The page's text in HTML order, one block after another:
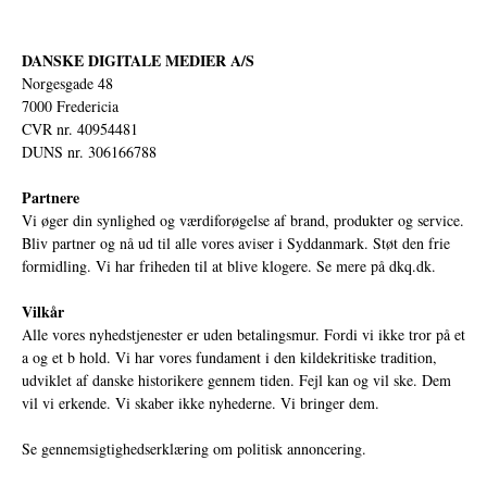
DANSKE DIGITALE MEDIER A/S
Norgesgade 48
7000 Fredericia
CVR nr. 40954481
DUNS nr. 306166788
Partnere
Vi øger din synlighed og værdiforøgelse af brand, produkter og service.
Bliv partner og nå ud til alle vores aviser i Syddanmark. Støt den frie
formidling. Vi har friheden til at blive klogere. Se mere på dkq.dk.
Vilkår
Alle vores nyhedstjenester er uden betalingsmur. Fordi vi ikke tror på et
a og et b hold. Vi har vores fundament i den kildekritiske tradition,
udviklet af danske historikere gennem tiden. Fejl kan og vil ske. Dem
vil vi erkende. Vi skaber ikke nyhederne. Vi bringer dem.
Se gennemsigtighedserklæring om politisk annoncering.